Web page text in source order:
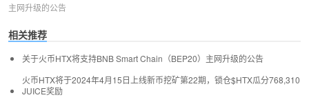
主网升级的公告
相关推荐
关于火币HTX将支持BNB Smart Chain（BEP20）主网升级的公告
火币HTX将于2024年4月15日上线新币挖矿第22期，锁仓$HTX瓜分768,310
JUICE奖励